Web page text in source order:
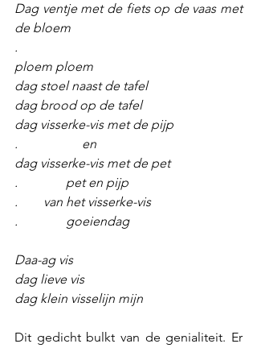
Dag ventje met de fiets op de vaas met
de bloem
.
ploem ploem
dag stoel naast de tafel
dag brood op de tafel
dag visserke-vis met de pijp
.                    en
dag visserke-vis met de pet
.               pet en pijp
.        van het visserke-vis
.               goeiendag
Daa-ag vis
dag lieve vis
dag klein visselijn mijn
Dit gedicht bulkt van de genialiteit. Er